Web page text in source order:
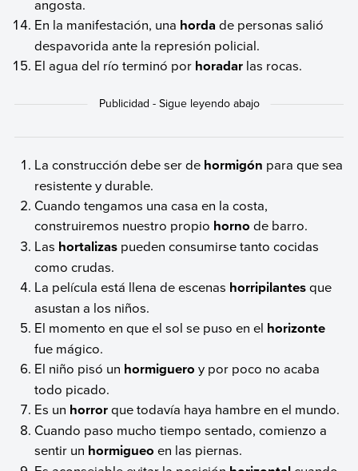
angosta.
En la manifestación, una horda de personas salió
despavorida ante la represión policial.
El agua del río terminó por horadar las rocas.
La construcción debe ser de hormigón para que sea
resistente y durable.
Cuando tengamos una casa en la costa,
construiremos nuestro propio horno de barro.
Las hortalizas pueden consumirse tanto cocidas
como crudas.
La película está llena de escenas horripilantesque
asustan a los niños.
El momento en que el sol se puso en el horizonte
fue mágico.
El niño pisó un hormiguero y por poco no acaba
todo picado.
Es un horrorque todavía haya hambre en el mundo.
Cuando paso mucho tiempo sentado, comienzo a
sentir un hormigueo en las piernas.